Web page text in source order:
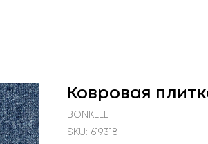
Ковровая
BONKEEL
SKU: 619318